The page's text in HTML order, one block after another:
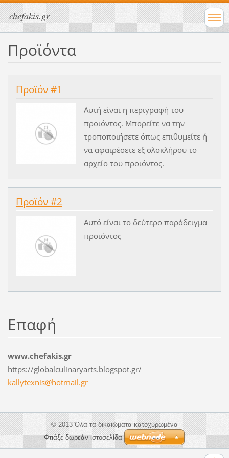
chefakis.gr
Προϊόντα
Προϊόν #1
Αυτή είναι η περιγραφή του
προιόντος. Μπορείτε να την
τροποποιήσετε όπως επιθυμείτε ή
να αφαιρέσετε εξ ολοκλήρου το
αρχείο του προιόντος.
Προϊόν #2
Αυτό είναι το δεύτερο παράδειγμα
προιόντος
Επαφή
www.chefakis.gr
https://globalculinaryarts.blogspot.gr/
kallytexnis@hotmail.gr
© 2013 Όλα τα δικαιώματα κατοχυρωμένα
Φτιάξε δωρεάν ιστοσελίδα